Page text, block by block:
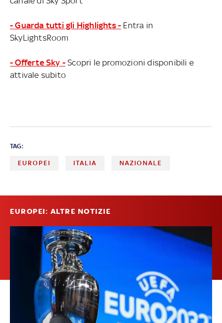
- Guarda tutti gli Highlights - Entra in
SkyLightsRoom
- Offerte Sky - Scopri le promozioni disponibili e
attivale subito
TAG:
EUROPEI ITALIA NAZIONALE
EUROPEI: ALTRE NOTIZIE